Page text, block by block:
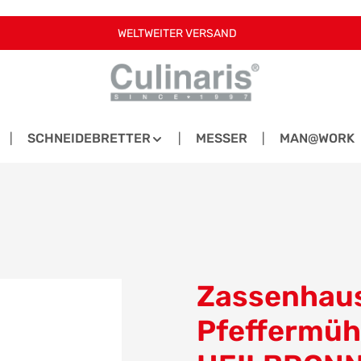
WELTWEITER VERSAND
SCHNEIDEBRETTER MESSER MAN@WORK